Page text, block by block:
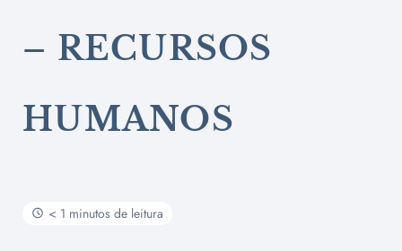
– RECURSOS
HUMANOS
< 1 minutos de leitura